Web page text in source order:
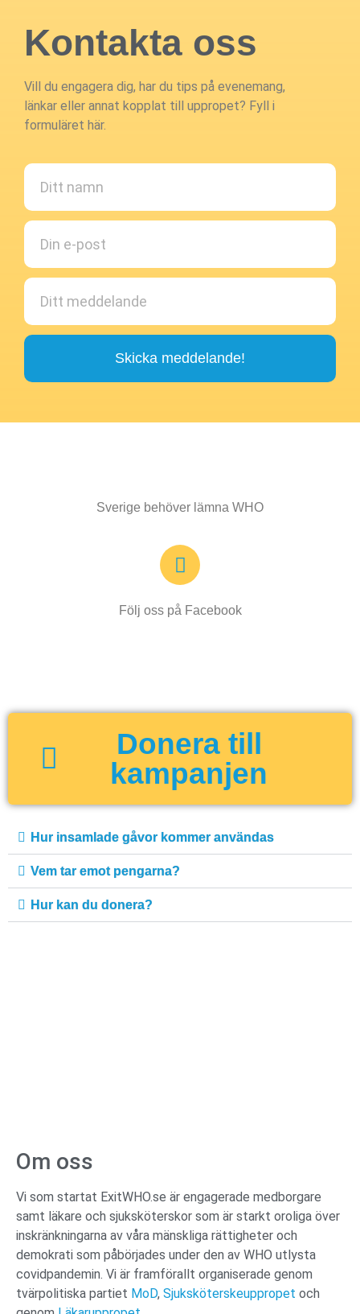
Kontakta oss
Vill du engagera dig, har du tips på evenemang,
länkar eller annat kopplat till uppropet? Fyll i
formuläret här.
Skicka meddelande!
Sverige behöver lämna WHO
Följ oss på Facebook
Donera till
kampanjen
Hur insamlade gåvor kommer användas
Vem tar emot pengarna?
Hur kan du donera?
Om oss
Vi som startat ExitWHO.se är engagerade medborgare
samt läkare och sjuksköterskor som är starkt oroliga över
inskränkningarna av våra mänskliga rättigheter och
demokrati som påbörjades under den av WHO utlysta
covidpandemin. Vi är framförallt organiserade genom
tvärpolitiska partiet MoD, Sjuksköterskeuppropet och